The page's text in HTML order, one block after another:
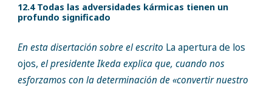
12.4 Todas las adversidades kármicas tienen un
profundo significado
En esta disertación sobre el escrito La apertura de los
ojos, el presidente Ikeda explica que, cuando nos
esforzamos con la determinación de «convertir nuestro